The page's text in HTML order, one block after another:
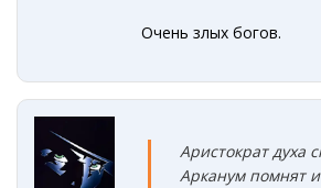
Очень злых богов.
Аристократ духа
Арканум помнят